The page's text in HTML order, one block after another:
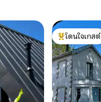
โดนใจเกสต์ที่
โดนใจเกสต์